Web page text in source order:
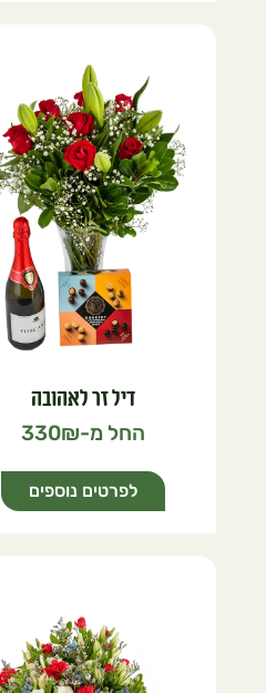
דיל זר לאהובה
330
לפרטים נוספים